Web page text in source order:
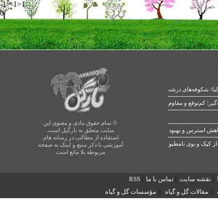
-1>-1>1
0
© تمام حقوق مادی و معنوی این
سایت متعلق به نارگیل است.
استفاده از مطالب در رسانه های
آموزشی با ذکر منبع و لینک به صفحه
مربوطه بلا مانع است
شکوفه‌های درشت در بهار
کپک و بوی نامطبوع
| نقشه سایت | تماس با ما |
RSS
| مقالات گل و گیاه | مؤسسات گل و گیاه